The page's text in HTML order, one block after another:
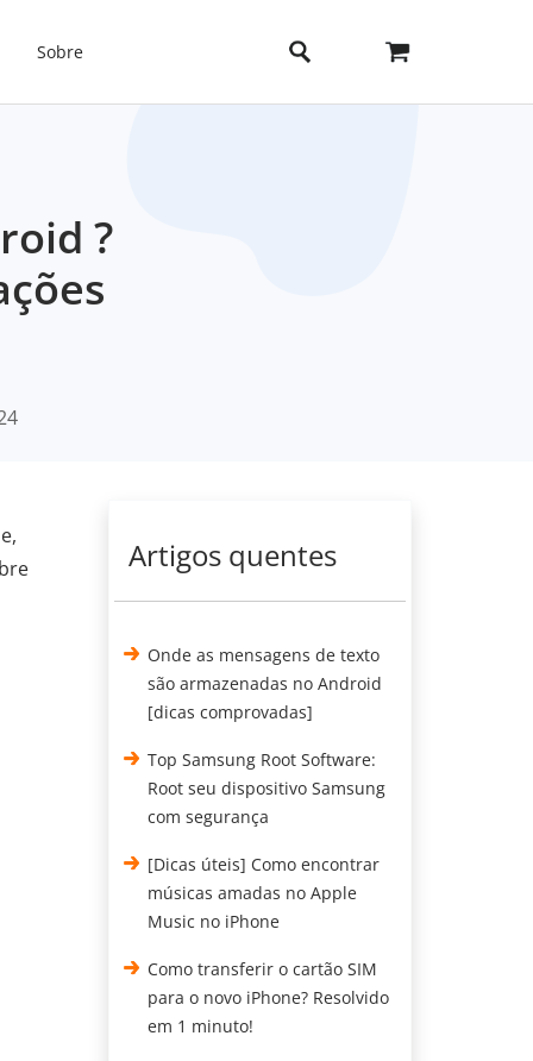
Sobre
?
Artigos quentes
Onde as mensagens de texto
são armazenadas no Android
[dicas comprovadas]
Top Samsung Root Software:
Root seu dispositivo Samsung
com segurança
[Dicas úteis] Como encontrar
músicas amadas no Apple
Music no iPhone
Como transferir o cartão SIM
para o novo iPhone? Resolvido
em 1 minuto!